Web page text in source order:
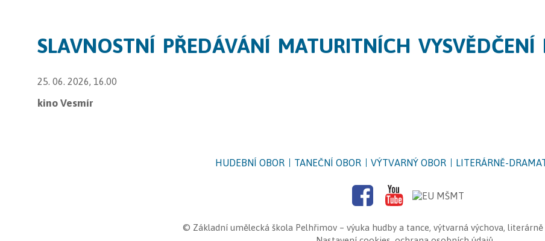
SLAVNOSTNÍ PŘEDÁVÁNÍ MATURITNÍCH VYSVĚDČENÍ
25. 06. 2026, 16.00
kino Vesmír
HUDEBNÍ OBOR TANEČNÍ OBOR VÝTVARNÝ OBOR LITERÁRNĚ-
© Základní umělecká škola Pelhřimov– výuka hudby a tance, výtvarná výchova,